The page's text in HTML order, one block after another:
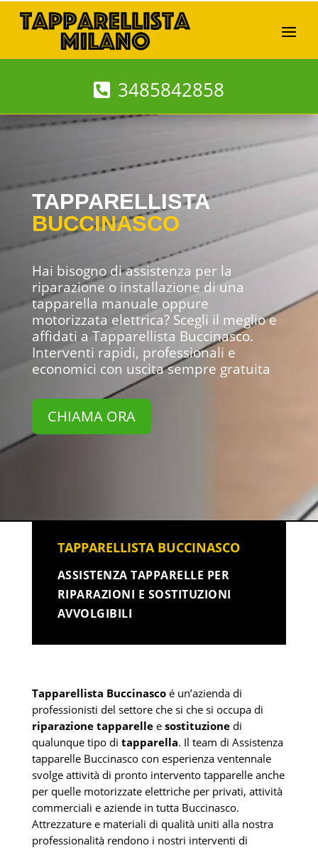
3485842858
TAPPARELLISTA
BUCCINASCO
Hai bisogno di assistenza per la
riparazione o installazione di una
tapparella manuale oppure
motorizzata elettrica? Scegli il meglio e
affidati a Tapparellista Buccinasco.
Interventi rapidi, professionali e
economici con uscita sempre gratuita
CHIAMA ORA
TAPPARELLISTA BUCCINASCO
ASSISTENZA TAPPARELLE PER
RIPARAZIONI E SOSTITUZIONI
AVVOLGIBILI
Tapparellista Buccinascoé un’azienda di
professionisti del settore che si che si occupa di
riparazione tapparellee sostituzionedi
qualunque tipo di tapparella. Il team di Assistenza
tapparelle Buccinasco con esperienza ventennale
svolge attività di pronto intervento tapparelle anche
per quelle motorizzate elettriche per privati, attività
commerciali e aziende in tutta Buccinasco.
Attrezzature e materiali di qualità uniti alla nostra
professionalità rendono i nostri interventi di